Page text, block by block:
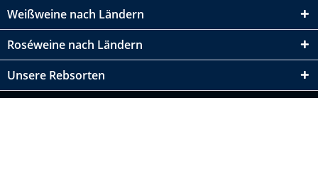
Weißweine nach Ländern
Roséweine nach Ländern
Unsere Rebsorten